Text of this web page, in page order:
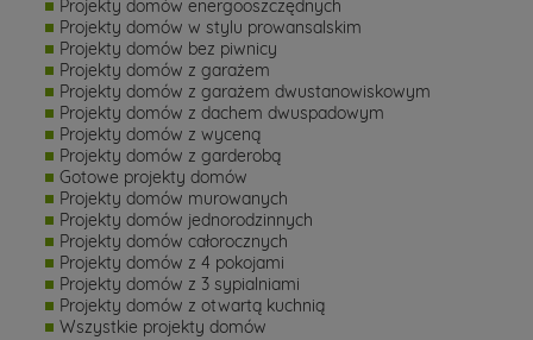
Projekty domów energooszczędnych
Projekty domów w stylu prowansalskim
Projekty domów bez piwnicy
Projekty domów z garażem
Projekty domów z garażem dwustanowiskowym
Projekty domów z dachem dwuspadowym
Projekty domów z wyceną
Projekty domów z garderobą
Gotowe projekty domów
Projekty domów murowanych
Projekty domów jednorodzinnych
Projekty domów całorocznych
Projekty domów z 4 pokojami
Projekty domów z 3 sypialniami
Projekty domów z otwartą kuchnią
Wszystkie projekty domów